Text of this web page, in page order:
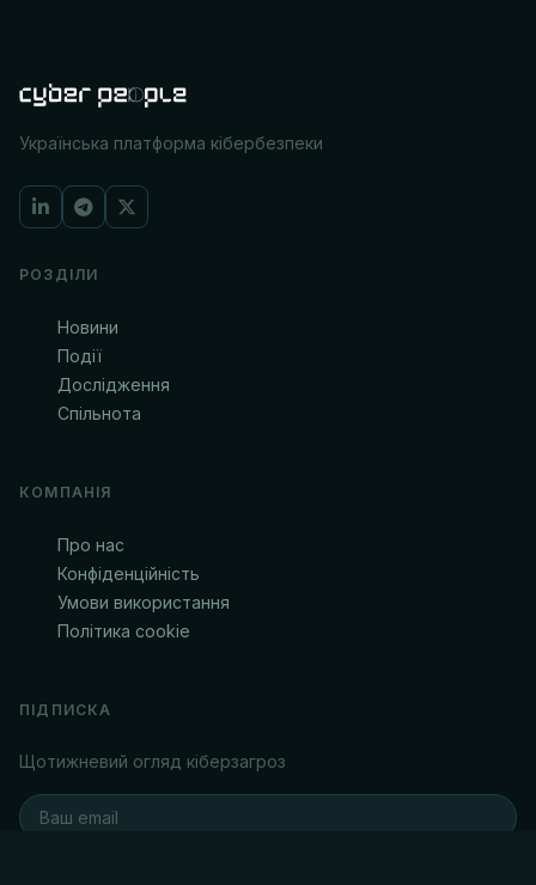
Українська платформа кібербезпеки
РОЗДІЛИ
Новини
Події
Дослідження
Спільнота
КОМПАНІЯ
Про нас
Конфіденційність
Умови використання
Політика cookie
ПІДПИСКА
Щотижневий огляд кіберзагроз